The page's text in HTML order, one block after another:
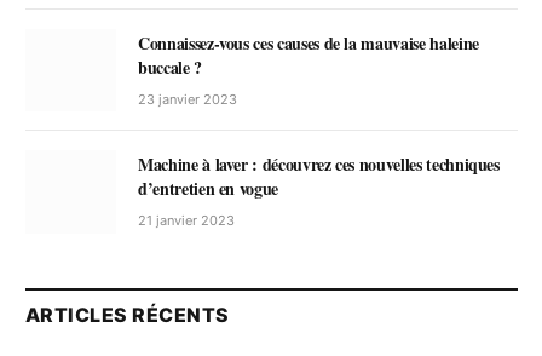
Connaissez-vous ces causes de la mauvaise haleine
buccale ?
23 janvier 2023
Machine à laver : découvrez ces nouvelles techniques
d’entretien en vogue
21 janvier 2023
ARTICLES RÉCENTS